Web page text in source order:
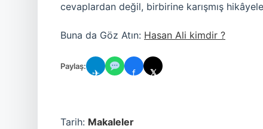
cevaplardan değil, birbirine karışmış
Buna da Göz Atın: Hasan Ali kimdir ?
Paylaş:
✈ f 𝕏
Tarih: Makaleler